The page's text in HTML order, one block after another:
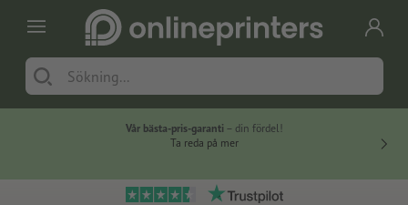
Vår bästa-pris-garanti – din fördel!
Ta reda på mer